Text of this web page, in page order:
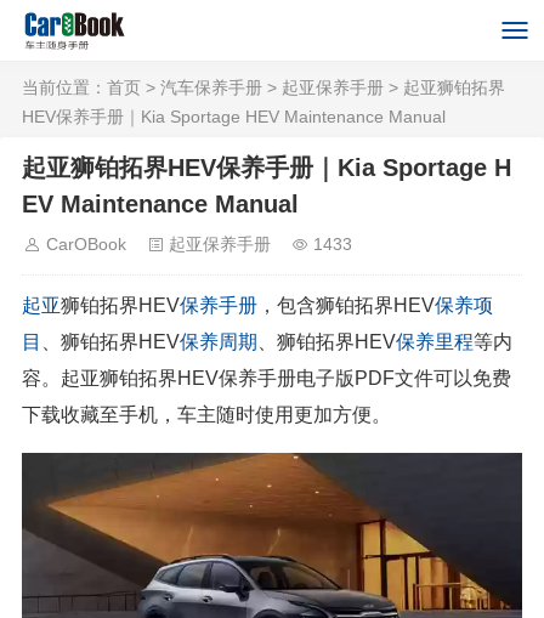
当前位置： 首页 > 汽车保养手册 > 起亚保养手册 > 起亚狮铂拓界
HEV保养手册｜Kia Sportage HEV Maintenance Manual
起亚狮铂拓界HEV保养手册｜Kia Sportage H
EV Maintenance Manual
CarOBook 起亚保养手册 1433
起亚狮铂拓界HEV保养手册 ，包含狮铂拓界HEV保养项
目
、狮铂拓界HEV保养周期 、狮铂拓界HEV保养里程等内
容。起亚狮铂拓界HEV保养手册电子版PDF文件可以免费
下载收藏至手机，车主随时使用更加方便。